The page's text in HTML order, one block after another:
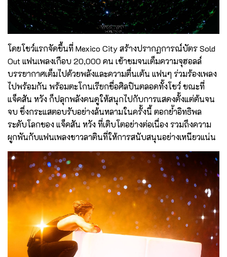
โดยโชว์แรกจัดขึ้นที่ Mexico City สร้างปรากฏการณ์บัตร Sold
Out แฟนเพลงเกือบ 20,000 คน เข้าชมจนเต็มความจุฮอลล์
บรรยากาศเต็มไปด้วยพลังและความตื่นเต้น แฟนๆ ร่วมร้องเพลง
ไปพร้อมกัน พร้อมตะโกนเรียกชื่อศิลปินตลอดทั้งโชว์ ขณะที่
แจ็คสัน หวัง ก็ปลุกพลังคนดูให้สนุกไปกับการแสดงตั้งแต่ต้นจน
จบ ซึ่งกระแสตอบรับอย่างล้นหลามในครั้งนี้ ตอกย้ำอิทธิพล
ระดับโลกของ แจ็คสัน หวัง ที่เติบโตอย่างต่อเนื่อง รวมถึงความ
ผูกพันกับแฟนเพลงชาวลาตินที่ให้การสนับสนุนอย่างเหนียวแน่น